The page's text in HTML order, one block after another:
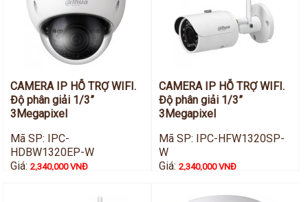
CAMERA IP HỖ TRỢ WIFI.
Độ phân giải 1/3”
3Megapixel
Mã SP: IPC-
HDBW1320EP-W
Giá:2,340,000 VNĐ
CAMERA IP HỖ TRỢ WIFI.
Độ phân giải 1/3”
3Megapixel
Mã SP: IPC-HFW1320SP-
W
Giá: 2,340,000 VNĐ